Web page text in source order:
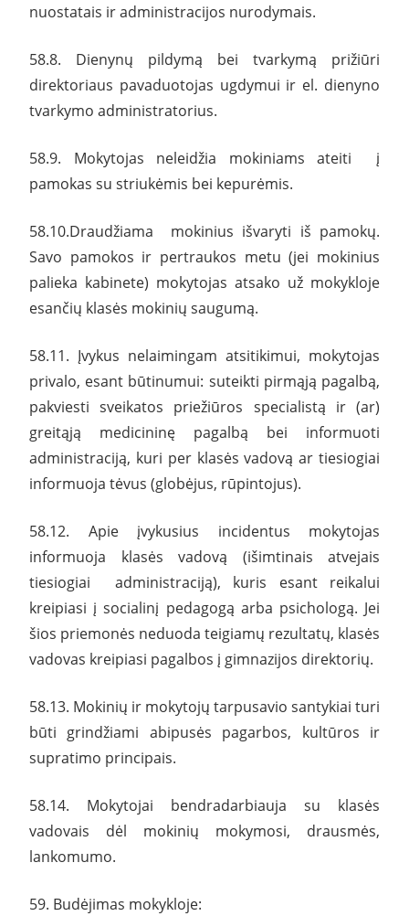
nuostatais ir administracijos nurodymais.
58.8. Dienynų pildymą bei tvarkymą prižiūri
direktoriaus pavaduotojas ugdymui ir el. dienyno
tvarkymo administratorius.
58.9. Mokytojas neleidžia mokiniams ateiti į
pamokas su striukėmis bei kepurėmis.
58.10.Draudžiama mokinius išvaryti iš pamokų.
Savo pamokos ir pertraukos metu (jei mokinius
palieka kabinete) mokytojas atsako už mokykloje
esančių klasės mokinių saugumą.
58.11. Įvykus nelaimingam atsitikimui, mokytojas
privalo, esant būtinumui: suteikti pirmąją pagalbą,
pakviesti sveikatos priežiūros specialistą ir (ar)
greitąją medicininę pagalbą bei informuoti
administraciją, kuri per klasės vadovą ar tiesiogiai
informuoja tėvus (globėjus, rūpintojus).
58.12. Apie įvykusius incidentus mokytojas
informuoja klasės vadovą (išimtinais atvejais
tiesiogiai administraciją), kuris esant reikalui
kreipiasi į socialinį pedagogą arba psichologą. Jei
šios priemonės neduoda teigiamų rezultatų, klasės
vadovas kreipiasi pagalbos į gimnazijos direktorių.
58.13. Mokinių ir mokytojų tarpusavio santykiai turi
būti grindžiami abipusės pagarbos, kultūros ir
supratimo principais.
58.14. Mokytojai bendradarbiauja su klasės
vadovais dėl mokinių mokymosi, drausmės,
lankomumo.
59. Budėjimas mokykloje: